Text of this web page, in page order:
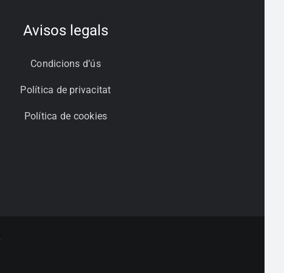
Avisos legals
Condicions d’ús
Política de privacitat
Política de cookies